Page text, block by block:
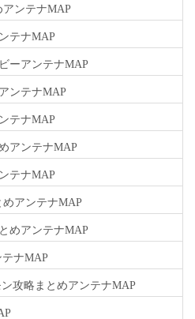
ンテナMAP
テナMAP
ーアンテナMAP
ンテナMAP
テナMAP
アンテナMAP
テナMAP
アンテナMAP
めアンテナMAP
ナMAP
攻略まとめアンテナMAP